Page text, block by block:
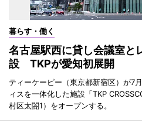
暮らす・働く
名古屋駅西に貸し会議室と
設 TKPが愛知初展開
ティーケーピー（東京都新宿区）が7
ィスを一体化した施設「TKP
村区太閤1）をオープンする。